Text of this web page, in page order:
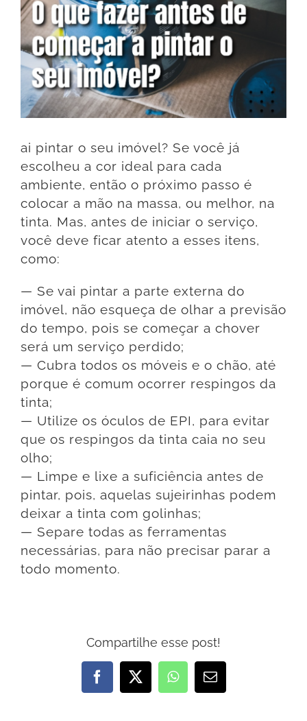
ai pintar o seu imóvel? Se você já
escolheu a cor ideal para cada
ambiente, então o próximo passo é
colocar a mão na massa, ou melhor, na
tinta. Mas, antes de iniciar o serviço,
você deve ficar atento a esses itens,
como:
— Se vai pintar a parte externa do
imóvel, não esqueça de olhar a previsão
do tempo, pois se começar a chover
será um serviço perdido;
— Cubra todos os móveis e o chão, até
porque é comum ocorrer respingos da
tinta;
— Utilize os óculos de EPI, para evitar
que os respingos da tinta caia no seu
olho;
— Limpe e lixe a suficiência antes de
pintar, pois, aquelas sujeirinhas podem
deixar a tinta com golinhas;
— Separe todas as ferramentas
necessárias, para não precisar parar a
todo momento.
Compartilhe esse post!
Facebook
X WhatsApp
E-
mail